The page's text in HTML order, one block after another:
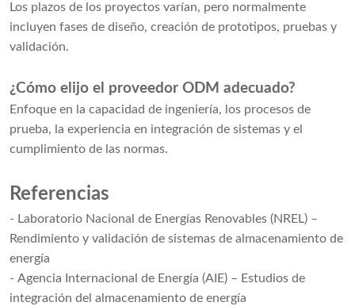
Los plazos de los proyectos varían, pero normalmente
incluyen fases de diseño, creación de prototipos, pruebas y
validación.
¿Cómo elijo el proveedor ODM adecuado?
Enfoque en la capacidad de ingeniería, los procesos de
prueba, la experiencia en integración de sistemas y el
cumplimiento de las normas.
Referencias
- Laboratorio Nacional de Energías Renovables (NREL) –
Rendimiento y validación de sistemas de almacenamiento de
energía
- Agencia Internacional de Energía (AIE) – Estudios de
integración del almacenamiento de energía